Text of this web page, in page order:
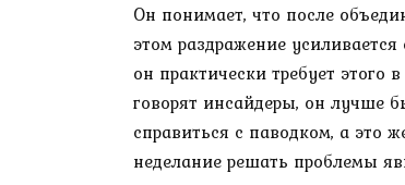
Он понимает, что после
этом раздражение
он практически требует этого
говорят инсайдеры, он лучше
справиться с паводком, а это
неделание решать проблемы